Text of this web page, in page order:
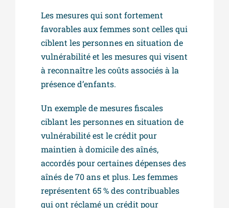
Les mesures qui sont fortement
favorables aux femmes sont celles qui
ciblent les personnes en situation de
vulnérabilité et les mesures qui visent
à reconnaître les coûts associés à la
présence d’enfants.
Un exemple de mesures fiscales
ciblant les personnes en situation de
vulnérabilité est le crédit pour
maintien à domicile des aînés,
accordés pour certaines dépenses des
aînés de 70 ans et plus. Les femmes
représentent 65 % des contribuables
qui ont réclamé un crédit pour